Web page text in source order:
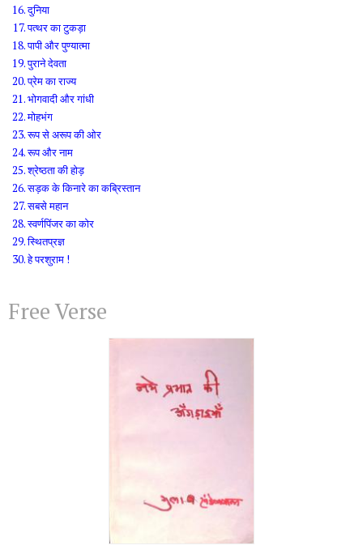
दुनिया
पत्थर का टुकड़ा
पापी और पुण्यात्मा
पुराने देवता
प्रेम का राज्य
भोगवादी और गांधी
मोहभंग
रूप से अरूप की ओर
रूप और नाम
श्रेष्ठता की होड़
सड़क के किनारे का कब्रिस्तान
सबसे महान
स्वर्णपिंजर का कोर
स्थितप्रज्ञ
हे परशुराम !
Free Verse